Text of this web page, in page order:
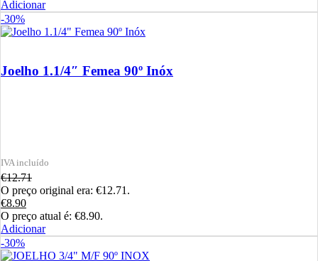
Adicionar
-30%
Joelho 1.1/4″ Femea 90º Inóx
€12.71
O preço original era: €12.71.
€8.90
O preço atual é: €8.90.
Adicionar
-30%